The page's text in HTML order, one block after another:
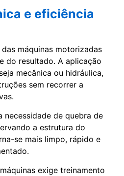
e eficiência
máquinas motorizadas
do resultado. A aplicação
mecânica ou hidráulica,
sem recorrer a
necessidade de quebra de
a estrutura do
se mais limpo, rápido e
exige treinamento